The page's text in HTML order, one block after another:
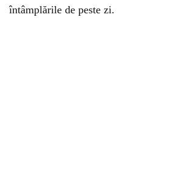
întâmplările de peste zi.